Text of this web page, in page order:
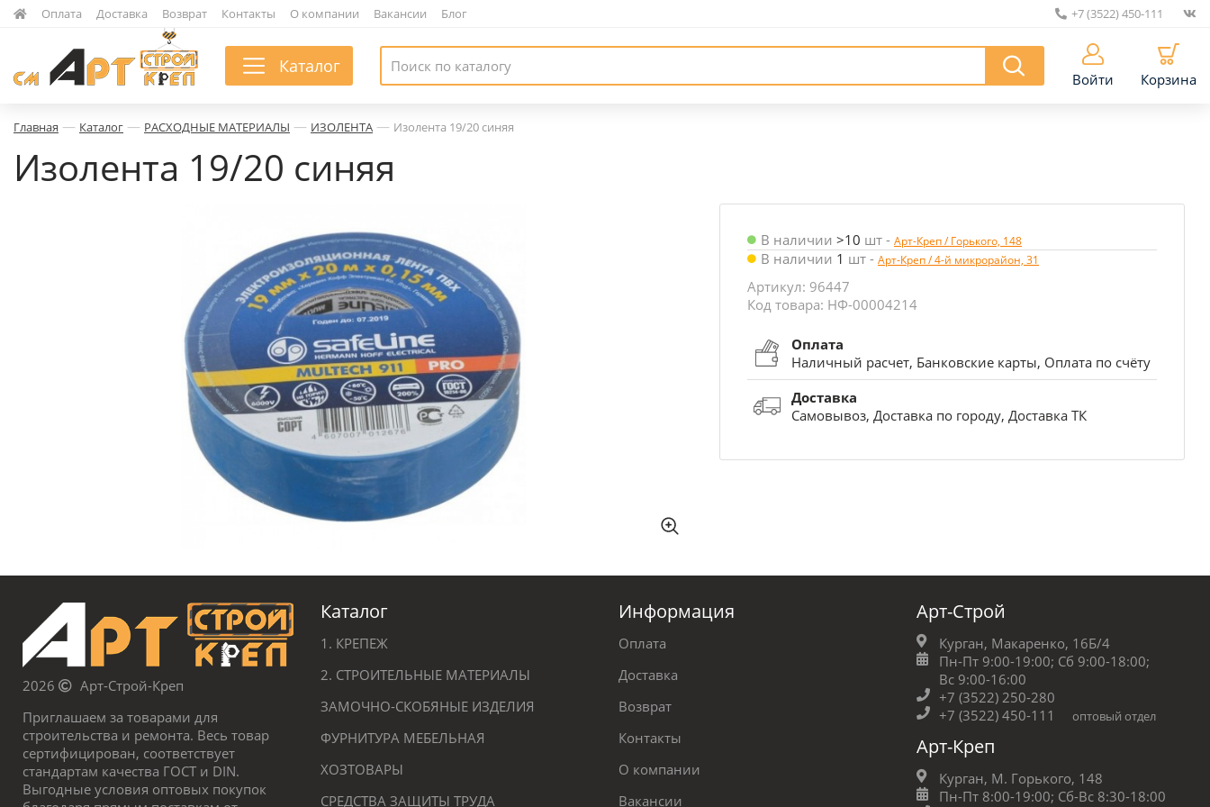
Оплата Доставка Возврат Контакты О компании Вакансии Блог +7 (3522) 450-111
Каталог
Войти Корзина
Главная — Каталог — РАСХОДНЫЕ МАТЕРИАЛЫ — ИЗОЛЕНТА — Изолента 19/20 синяя
Изолента 19/20 синяя
В наличии >10 шт - Арт-Креп / Горького, 148
В наличии 1 шт - Арт-Креп / 4-й микрорайон, 31
Артикул: 96447
Код товара: НФ-00004214
Оплата
Наличный расчет, Банковские карты, Оплата по счёту
Доставка
Самовывоз, Доставка по городу, Доставка ТК
2026
Арт-Строй-Креп
Приглашаем за товарами для
строительства и ремонта. Весь товар
сертифицирован, соответствует
стандартам качества ГОСТ и DIN.
Выгодные условия оптовых покупок
Каталог
1. КРЕПЕЖ
2. СТРОИТЕЛЬНЫЕ МАТЕРИАЛЫ
ЗАМОЧНО-СКОБЯНЫЕ ИЗДЕЛИЯ
ФУРНИТУРА МЕБЕЛЬНАЯ
ХОЗТОВАРЫ
СРЕДСТВА ЗАЩИТЫ ТРУДА
Информация
Оплата
Доставка
Возврат
Контакты
О компании
Вакансии
Арт-Строй
Курган, Макаренко, 16Б/4
Пн-Пт 9:00-19:00; Сб 9:00-18:00;
Вс 9:00-16:00
+7 (3522) 250-280
+7 (3522) 450-111
оптовый отдел
Арт-Креп
Курган, М. Горького, 148
Пн-Пт 8:00-19:00; Сб-Вс 8:30-18:00